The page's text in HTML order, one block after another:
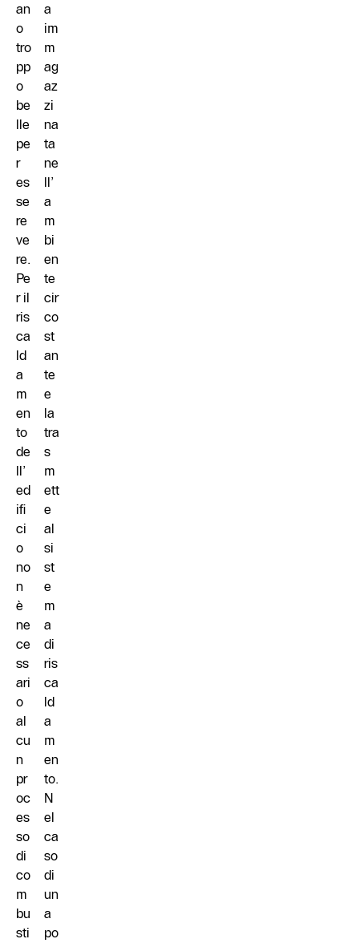
an
o
tro
pp
o
be
lle
pe
r
es
se
re
ve
re.
Pe
r il
ris
ca
ld
a
m
en
to
de
ll’
ed
ifi
ci
o
no
n
è
ne
ce
ss
ari
o
al
cu
n
pr
oc
es
so
di
co
m
bu
sti
a
im
m
ag
az
zi
na
ta
ne
ll’
a
m
bi
en
te
cir
co
st
an
te
e
la
tra
s
m
ett
e
al
si
st
e
m
a
di
ris
ca
ld
a
m
en
to.
N
el
ca
so
di
un
a
po